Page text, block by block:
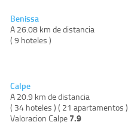
Benissa
A 26.08 km de distancia
( 9 hoteles )
Calpe
A 20.9 km de distancia
( 34 hoteles ) ( 21 apartamentos )
Valoracion Calpe 7.9